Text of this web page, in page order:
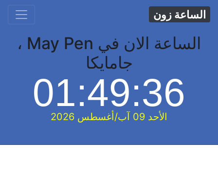
الساعة زون
الساعة الان في May Pen ،
جامايكا
01:49:37
الأحد 09 آب/أغسطس 2026